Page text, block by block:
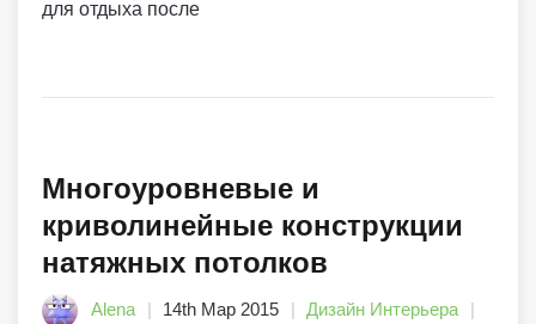
для отдыха после
Многоуровневые и
криволинейные конструкции
натяжных потолков
Alena 14th Мар 2015
Дизайн Интерьера